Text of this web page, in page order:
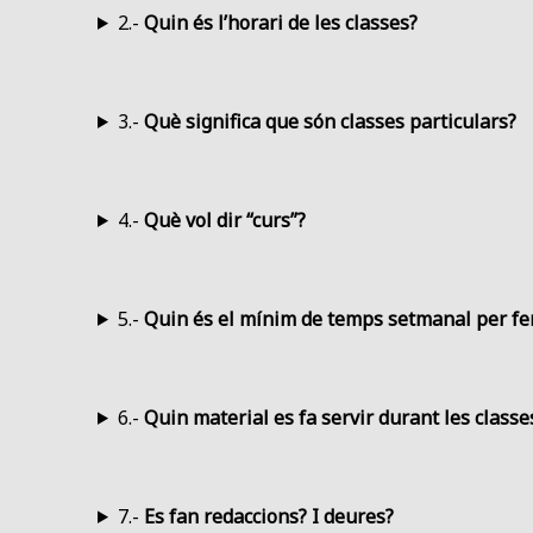
2.- Quin és l’horari de les classes?
3.- Què significa que són classes particulars?
4.- Què vol dir “curs”?
5.- Quin és el mínim de temps setmanal per
6.- Quin material es fa servir durant les
7.- Es fan redaccions? I deures?